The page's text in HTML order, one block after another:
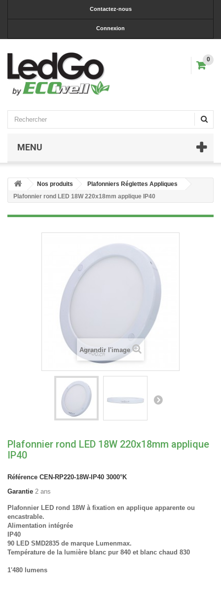
Contactez-nous
Connexion
0
MENU
Nos produits
Plafonniers Réglettes Appliques
Plafonnier rond LED 18W 220x18mm applique IP40
Agrandir l'image
Plafonnier rond LED 18W 220x18mm applique
IP40
Référence CEN-RP220-18W-IP40 3000°K
Garantie 2 ans
Plafonnier LED rond 18W à fixation en applique apparente ou
encastrable.
Alimentation intégrée
IP40
90 LED SMD2835 de marque Lumenmax.
Température de la lumière blanc pur 840 et blanc chaud 830
1'480 lumens